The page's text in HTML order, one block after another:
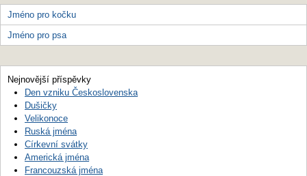
Jméno pro kočku
Jméno pro psa
Nejnovější příspěvky
Den vzniku Československa
Dušičky
Velikonoce
Ruská jména
Církevní svátky
Americká jména
Francouzská jména